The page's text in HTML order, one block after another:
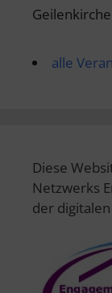
alle
Diese
Netzwerks
der